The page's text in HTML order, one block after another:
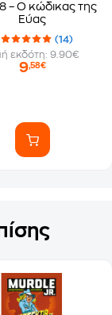
– Ο κώδικας της
Εύας
(14)
εκδότη: 9.90€
9,58€